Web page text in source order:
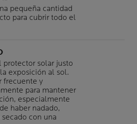
pequeña cantidad
para cubrir todo el
protector solar justo
exposición al sol.
frecuente y
para mantener
especialmente
haber nadado,
secado con una